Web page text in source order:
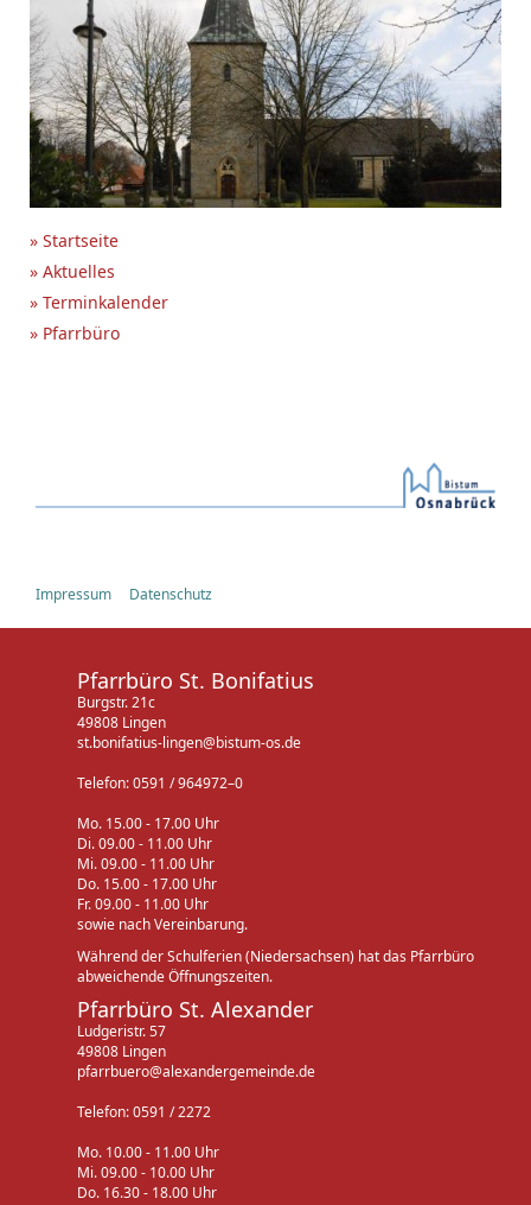
» Startseite
» Aktuelles
» Terminkalender
» Pfarrbüro
Impressum Datenschutz
Pfarrbüro St. Bonifatius
Burgstr. 21c
49808 Lingen
st.bonifatius-lingen@bistum-os.de
Telefon: 0591 / 964972–0
Mo. 15.00 - 17.00 Uhr
Di. 09.00 - 11.00 Uhr
Mi. 09.00 - 11.00 Uhr
Do. 15.00 - 17.00 Uhr
Fr. 09.00 - 11.00 Uhr
sowie nach Vereinbarung.
Während der Schulferien (Niedersachsen) hat das Pfarrbüro
abweichende Öffnungszeiten.
Pfarrbüro St. Alexander
Ludgeristr. 57
49808 Lingen
pfarrbuero@alexandergemeinde.de
Telefon: 0591 / 2272
Mo. 10.00 - 11.00 Uhr
Mi. 09.00 - 10.00 Uhr
Do. 16.30 - 18.00 Uhr